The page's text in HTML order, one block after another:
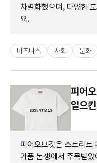
차별화했으며, 다양한
요.
비즈니스 사회 문화
피어
일으
피어오브갓은 스트리트
가품 논쟁에서 주목받